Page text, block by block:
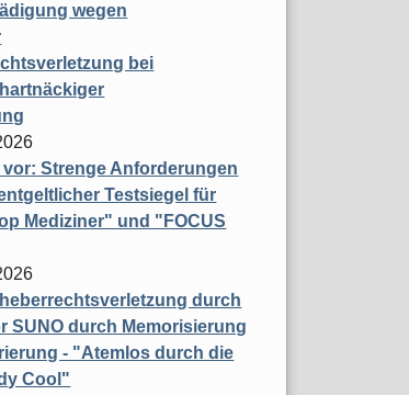
wegen
bei
Strenge Anforderungen
Testsiegel für
Mediziner" und "FOCUS
durch
SUNO durch Memorisierung
- "Atemlos durch die
Cool"